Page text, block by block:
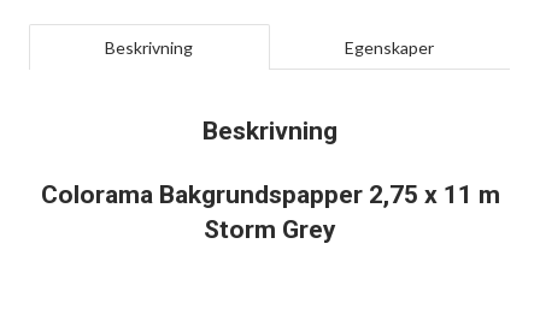
Beskrivning Egenskaper
Beskrivning
Colorama Bakgrundspapper 2,75 x 11 m
Storm Grey